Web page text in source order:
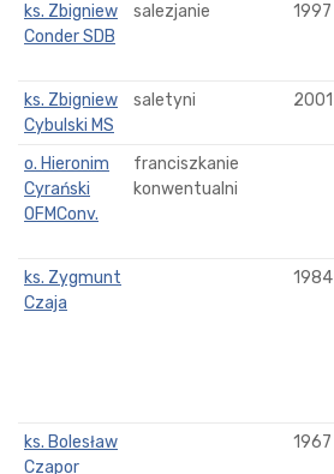
ks. Zbigniew
Conder SDB
salezjanie 1997
ks. Zbigniew
Cybulski MS
saletyni 2001
o. Hieronim
Cyrański
OFMConv.
franciszkanie
konwentualni
ks. Zygmunt
Czaja
1984
ks. Bolesław
Czapor
1967